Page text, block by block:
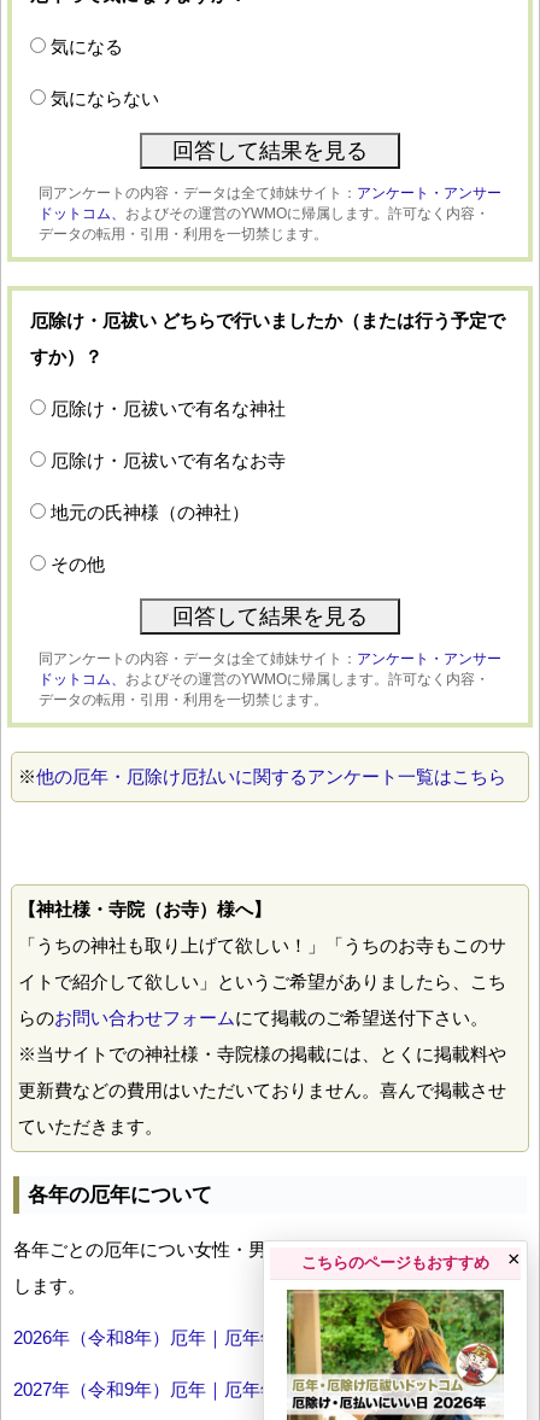
気になる
気にならない
同アンケートの内容・データは全て姉妹サイト： アンケート・アンサー
ドットコム、 およびその運営のYWMOに帰属します。許可なく内容・
データの転用・引用・利用を一切禁じます。
厄除け・厄祓い どちらで行いましたか（または行う予定で
すか）？
厄除け・厄祓いで有名な神社
厄除け・厄祓いで有名なお寺
地元の氏神様（の神社）
その他
同アンケートの内容・データは全て姉妹サイト： アンケート・アンサー
ドットコム、 およびその運営のYWMOに帰属します。許可なく内容・
データの転用・引用・利用を一切禁じます。
※他の厄年・厄除け厄払いに関するアンケート一覧はこちら
【神社様・寺院（お寺）様へ】
「うちの神社も取り上げて欲しい！」「うちのお寺もこのサ
イトで紹介して欲しい」というご希望がありましたら、こち
らのお問い合わせフォームにて掲載のご希望送付下さい。
※当サイトでの神社様・寺院様の掲載には、とくに掲載料や
更新費などの費用はいただいておりません。喜んで掲載させ
ていただきます。
各年の厄年について
各年ごとの厄年につい女性・男性の年齢早見表とともにお伝え
します。
2026年（令和8年）厄年｜厄年年齢早見表
2027年（令和9年）厄年｜厄年年齢早見表
こちらのページもおすすめ ×